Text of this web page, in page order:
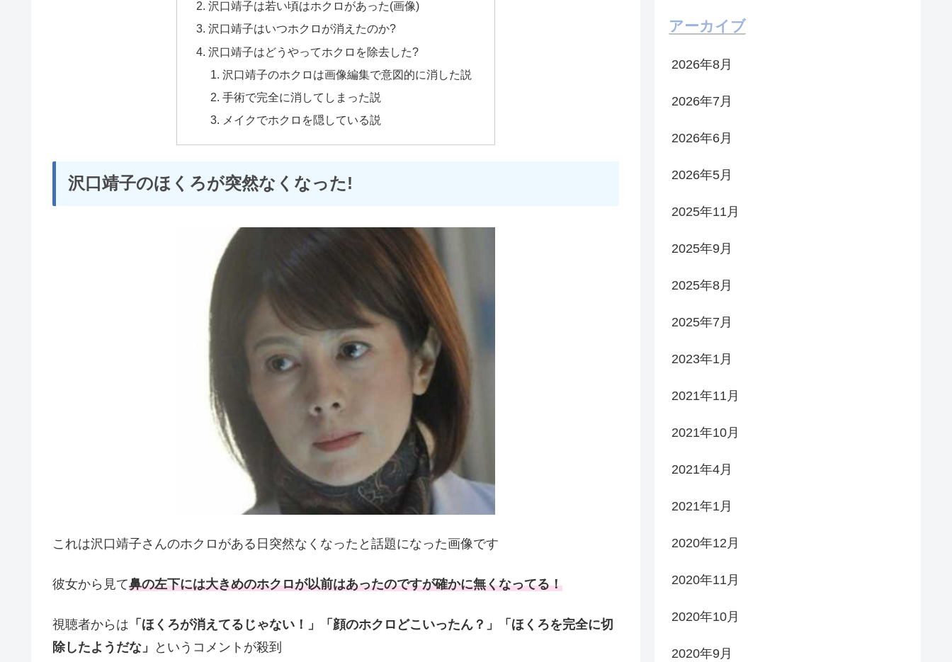
沢口靖子は若い頃はホクロがあった(画像)
沢口靖子はいつホクロが消えたのか?
沢口靖子はどうやってホクロを除去した?
沢口靖子のホクロは画像編集で意図的に消した説
手術で完全に消してしまった説
メイクでホクロを隠している説
沢口靖子のほくろが突然なくなった!
これは沢口靖子さんのホクロがある日突然なくなったと話題になった画像です
彼女から見て鼻の左下には大きめのホクロが以前はあったのですが確かに無くなってる！
視聴者からは 「ほくろが消えてるじゃない！」「顔のホクロどこいったん？」「ほくろを完全に切
除したようだな」
というコメントが殺到
アーカイブ
2026年8月
2026年7月
2026年6月
2026年5月
2025年11月
2025年9月
2025年8月
2025年7月
2023年1月
2021年11月
2021年10月
2021年4月
2021年1月
2020年12月
2020年11月
2020年10月
2020年9月